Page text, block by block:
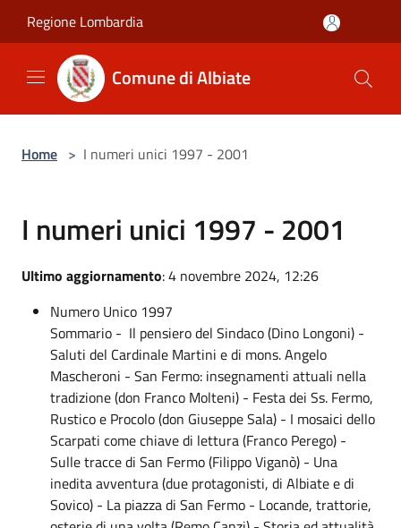
Regione Lombardia
Comune di Albiate
Home > I numeri unici 1997 - 2001
I numeri unici 1997 - 2001
Ultimo aggiornamento: 4 novembre 2024, 12:26
Numero Unico 1997
Sommario - Il pensiero del Sindaco (Dino Longoni) -
Saluti del Cardinale Martini e di mons. Angelo
Mascheroni - San Fermo: insegnamenti attuali nella
tradizione (don Franco Molteni) - Festa dei Ss. Fermo,
Rustico e Procolo (don Giuseppe Sala) - I mosaici dello
Scarpati come chiave di lettura (Franco Perego) -
Sulle tracce di San Fermo (Filippo Viganò) - Una
inedita avventura (due protagonisti, di Albiate e di
Sovico) - La piazza di San Fermo - Locande, trattorie,